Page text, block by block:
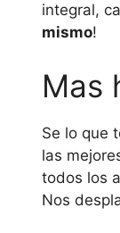
integral,
mismo!
Mas
Se lo que
las
todos los
Nos